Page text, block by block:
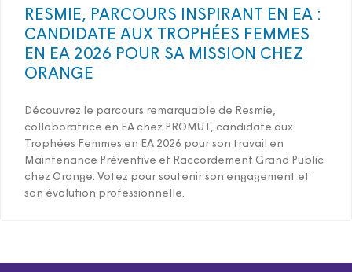
RESMIE, PARCOURS INSPIRANT EN EA :
CANDIDATE AUX TROPHÉES FEMMES
EN EA 2026 POUR SA MISSION CHEZ
ORANGE
Découvrez le parcours remarquable de Resmie,
collaboratrice en EA chez PROMUT, candidate aux
Trophées Femmes en EA 2026 pour son travail en
Maintenance Préventive et Raccordement Grand Public
chez Orange. Votez pour soutenir son engagement et
son évolution professionnelle.